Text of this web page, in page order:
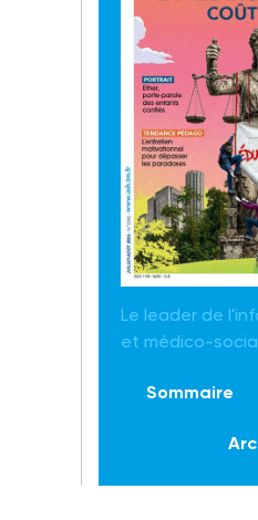
Le leader de
et médico-
Sommaire